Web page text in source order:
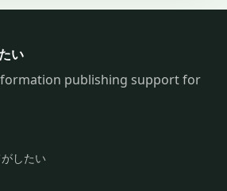
い
publishing support for
したい